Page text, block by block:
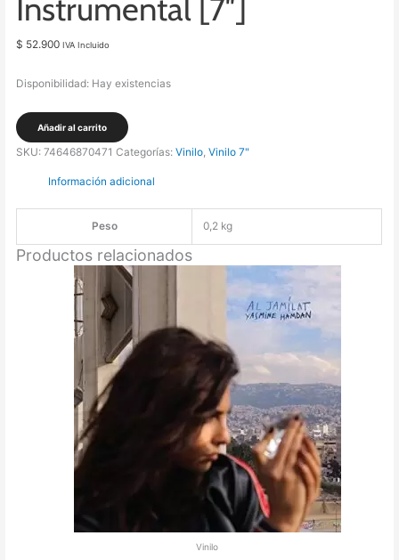
Instrumental [7″]
$ 52.900 IVA Incluido
Disponibilidad: Hay existencias
George
Michael
/
Instrumental
Añadir al carrito
SKU:74646870471 Categorías:Vinilo,Vinilo 7"
Información adicional
Peso 0,2 kg
Productos relacionados
Vinilo